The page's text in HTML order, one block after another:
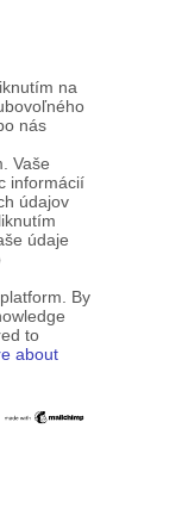
na
nás
Vaše
informácií
údajov
údaje
By
to
about